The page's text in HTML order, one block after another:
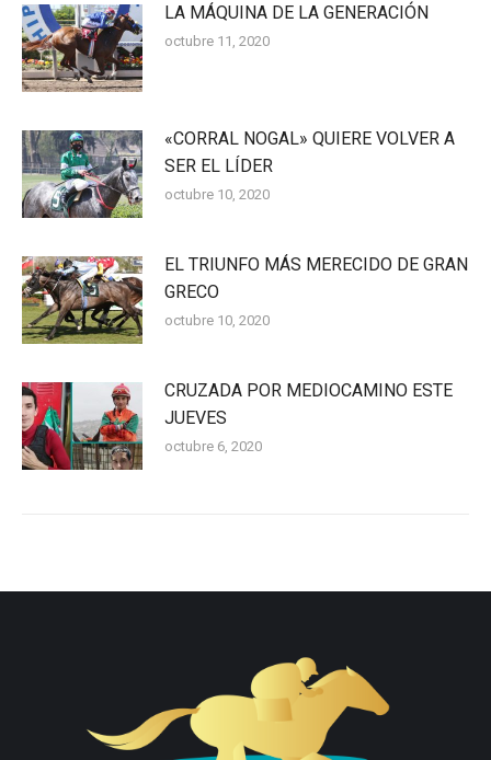
LA MÁQUINA DE LA GENERACIÓN
octubre 11, 2020
«CORRAL NOGAL» QUIERE VOLVER A
SER EL LÍDER
octubre 10, 2020
EL TRIUNFO MÁS MERECIDO DE GRAN
GRECO
octubre 10, 2020
CRUZADA POR MEDIOCAMINO ESTE
JUEVES
octubre 6, 2020